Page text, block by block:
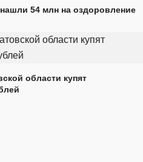
54 млн на оздоровление
области купят